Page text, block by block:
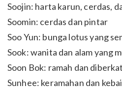
Soojin: harta karun, cerdas,
Soomin: cerdas dan pintar
Soo Yun: bunga lotus yang
Sook: wanita dan alam yang
Soon Bok: ramah dan
Sunhee: keramahan dan